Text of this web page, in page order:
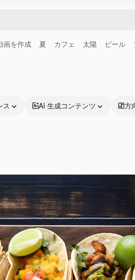
画を作成 夏 カフェ 太陽 ビール
ス AI 生成コンテンツ 方
イティブ制作を導くためのプラ
。クリエイター、企業、代理
を含む100万人以上が利用して
製品
Spaces
AI アシス
AI 画像生
AI 動画生